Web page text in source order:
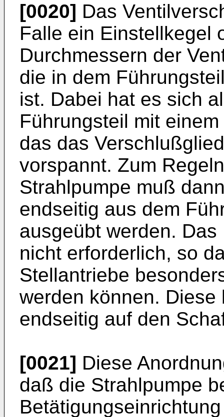
[0020] Das
Falle ein Einstellkegel
Durchmessern der
die in dem
ist. Dabei hat es sich
Führungsteil mit
das das
vorspannt. Zum
Strahlpumpe muß
endseitig aus dem
ausgeübt werden.
nicht erforderlich, so
Stellantriebe
werden können.
endseitig auf den
[0021] Diese
daß die Strahlpumpe